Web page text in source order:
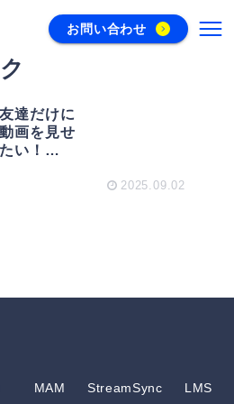
お問い合わせ
友達だけに
動画を見せ
たい！
2025.09.02
MAM StreamSync LMS